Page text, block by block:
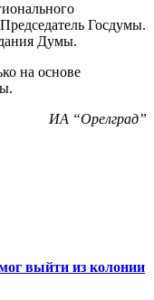
Госдумы.
Думы.
на основе
ИА “Орелград”
выйти из колонии